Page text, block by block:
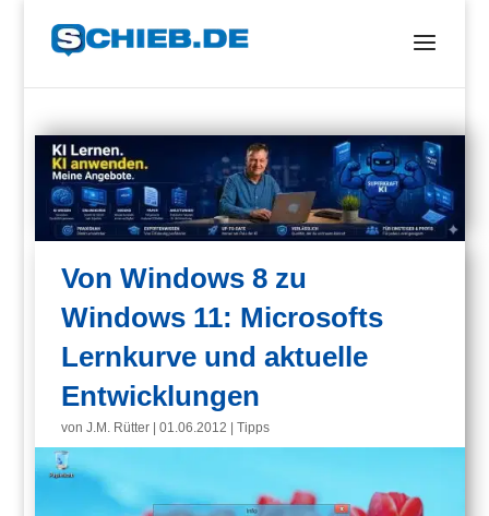
Von Windows 8 zu
Windows 11: Microsofts
Lernkurve und aktuelle
Entwicklungen
vonJ.M. Rütter |01.06.2012 |Tipps